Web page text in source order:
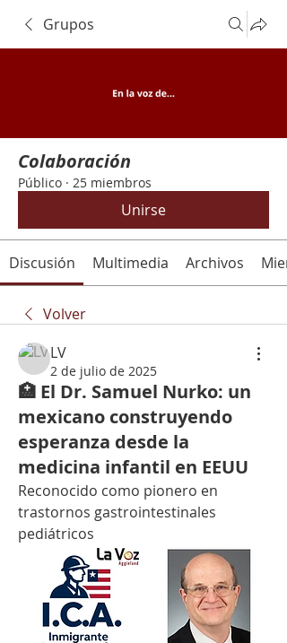
Grupos
Colaboración
Público · 25 miembros
Unirse
Discusión Multimedia Archivos
Volver
LV
2 de julio de 2025
🏥 El Dr. Samuel Nurko: un
mexicano construyendo
esperanza desde la
medicina infantil en EEUU
Reconocido como pionero en
trastornos gastrointestinales
pediátricos